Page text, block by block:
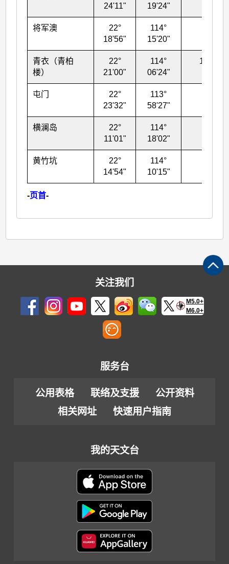
24'11"
19'24"
将军澳
22°
18'56"
114°
15'20"
青衣（青柏
楼）
22°
21'00"
114°
06'24"
136
屯门
22°
23'32"
113°
58'27"
横澜岛
22°
11'01"
114°
18'02"
黄竹坑
22°
14'54"
114°
10'15"
-页首-
关注我们
M5.0+
M6.0+
服务台
公用表格 联络及支援
公开资料
相关网址
快速用户指南
我的天文台